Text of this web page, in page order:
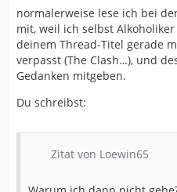
normalerweise lese ich bei
mit, weil ich selbst
deinem Thread-Titel gerade
verpasst (The Clash…), und
Gedanken mitgeben.
Du schreibst:
Zitat von Loewin65